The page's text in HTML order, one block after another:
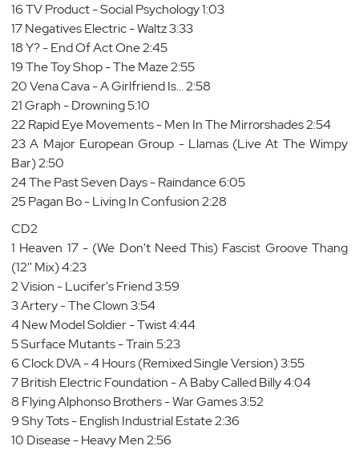
16 TV Product - Social Psychology 1:03
17 Negatives Electric - Waltz 3:33
18 Y? - End Of Act One 2:45
19 The Toy Shop - The Maze 2:55
20 Vena Cava - A Girlfriend Is... 2:58
21 Graph - Drowning 5:10
22 Rapid Eye Movements - Men In The Mirrorshades 2:54
23 A Major European Group - Llamas (Live At The Wimpy
Bar) 2:50
24 The Past Seven Days - Raindance 6:05
25 Pagan Bo - Living In Confusion 2:28
CD2
1 Heaven 17 - (We Don't Need This) Fascist Groove Thang
(12'' Mix) 4:23
2 Vision - Lucifer's Friend 3:59
3 Artery - The Clown 3:54
4 New Model Soldier - Twist 4:44
5 Surface Mutants - Train 5:23
6 Clock DVA - 4 Hours (Remixed Single Version) 3:55
7 British Electric Foundation - A Baby Called Billy 4:04
8 Flying Alphonso Brothers - War Games 3:52
9 Shy Tots - English Industrial Estate 2:36
10 Disease - Heavy Men 2:56